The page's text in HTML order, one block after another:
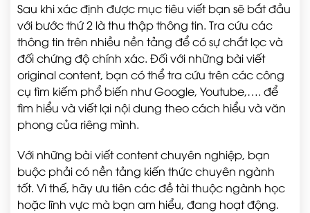
Sau khi xác định được mục tiêu viết bạn sẽ bắt đầu
với bước thứ 2 là thu thập thông tin. Tra cứu các
thông tin trên nhiều nền tảng để có sự chắt lọc và
đối chứng độ chính xác. Đối với những bài viết
original content, bạn có thể tra cứu trên các công
cụ tìm kiếm phổ biến như Google, Youtube,…. để
tìm hiểu và viết lại nội dung theo cách hiểu và văn
phong của riêng mình.
Với những bài viết content chuyên nghiệp, bạn
buộc phải có nền tảng kiến thức chuyên ngành
tốt. Vì thế, hãy ưu tiên các đề tài thuộc ngành học
hoặc lĩnh vực mà bạn am hiểu, đang hoạt động.